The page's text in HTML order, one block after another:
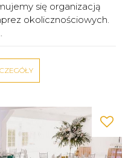
się organizacją
okolicznościowych.